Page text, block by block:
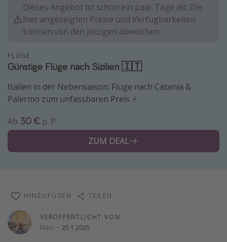
Normandie Urlaub
Goa Urlaub
Kefalonia Urlaub
Krabi Urlaub
Tulum Urlaub
Sri Lanka Rundreise
Japan Rundreise
Reisethemen
Disneyland Paris
Roadtrips
Wochenendtrip
Dieses Angebot ist schon ein paar Tage alt. Die
hier angezeigten Preise und Verfügbarkeiten
können von den jetzigen abweichen.
FLÜGE
Günstige Flüge nach Sizilien 🇮🇹
Italien in der Nebensaison: Flüge nach Catania &
Palermo zum unfassbaren Preis ⚡️
Ab 30 € p. P.
ZUM DEAL
VERÖFFENTLICHT VON
Marc · 25.1.2025
HINZUFÜGEN TEILEN